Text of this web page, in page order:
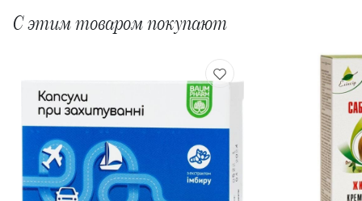
С этим товаром покупают